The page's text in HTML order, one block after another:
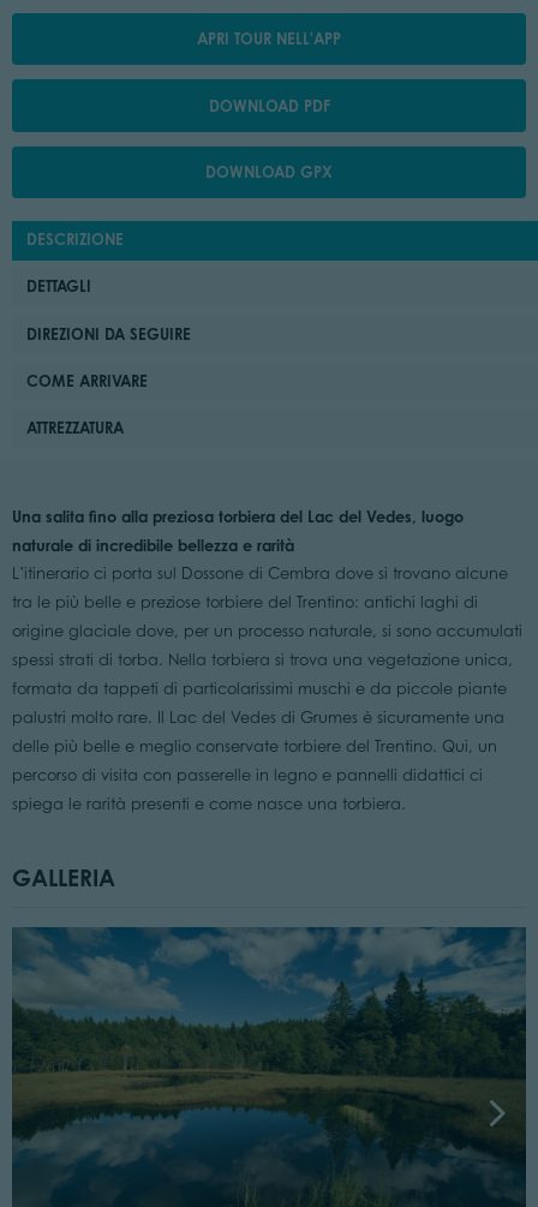
APRI TOUR NELL'APP
DOWNLOAD PDF
DOWNLOAD GPX
DESCRIZIONE
DETTAGLI
DIREZIONI DA SEGUIRE
COME ARRIVARE
ATTREZZATURA
Una salita fino alla preziosa torbiera del Lac del Vedes, luogo
naturale di incredibile bellezza e rarità
L’itinerario ci porta sul Dossone di Cembra dove si trovano alcune
tra le più belle e preziose torbiere del Trentino: antichi laghi di
origine glaciale dove, per un processo naturale, si sono accumulati
spessi strati di torba. Nella torbiera si trova una vegetazione unica,
formata da tappeti di particolarissimi muschi e da piccole piante
palustri molto rare. Il Lac del Vedes di Grumes è sicuramente una
delle più belle e meglio conservate torbiere del Trentino. Qui, un
percorso di visita con passerelle in legno e pannelli didattici ci
spiega le rarità presenti e come nasce una torbiera.
GALLERIA